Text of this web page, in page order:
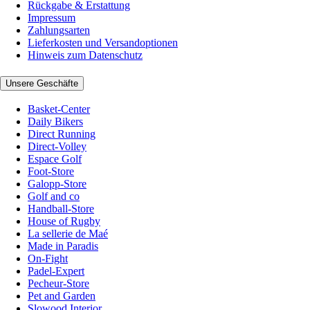
Rückgabe & Erstattung
Impressum
Zahlungsarten
Lieferkosten und Versandoptionen
Hinweis zum Datenschutz
Unsere Geschäfte
Basket-Center
Daily Bikers
Direct Running
Direct-Volley
Espace Golf
Foot-Store
Galopp-Store
Golf and co
Handball-Store
House of Rugby
La sellerie de Maé
Made in Paradis
On-Fight
Padel-Expert
Pecheur-Store
Pet and Garden